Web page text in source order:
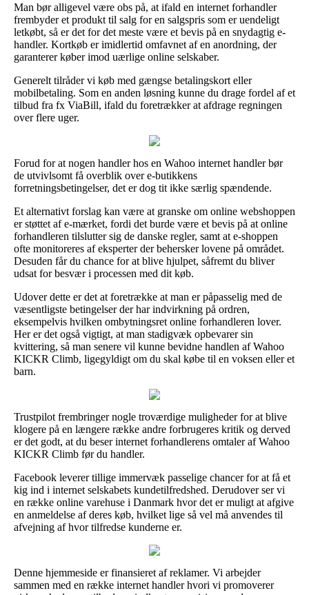
Man bør alligevel være obs på, at ifald en internet forhandler
frembyder et produkt til salg for en salgspris som er uendeligt
letkøbt, så er det for det meste være et bevis på en snydagtig e-
handler. Kortkøb er imidlertid omfavnet af en anordning, der
garanterer køber imod uærlige online selskaber.
Generelt tilråder vi køb med gængse betalingskort eller
mobilbetaling. Som en anden løsning kunne du drage fordel af et
tilbud fra fx ViaBill, ifald du foretrækker at afdrage regningen
over flere uger.
Forud for at nogen handler hos en Wahoo internet handler bør
de utvivlsomt få overblik over e-butikkens
forretningsbetingelser, det er dog tit ikke særlig spændende.
Et alternativt forslag kan være at granske om online webshoppen
er støttet af e-mærket, fordi det burde være et bevis på at online
forhandleren tilslutter sig de danske regler, samt at e-shoppen
ofte monitoreres af eksperter der behersker lovene på området.
Desuden får du chance for at blive hjulpet, såfremt du bliver
udsat for besvær i processen med dit køb.
Udover dette er det at foretrække at man er påpasselig med de
væsentligste betingelser der har indvirkning på ordren,
eksempelvis hvilken ombytningsret online forhandleren lover.
Her er det også vigtigt, at man stadigvæk opbevarer sin
kvittering, så man senere vil kunne bevidne handlen af Wahoo
KICKR Climb, ligegyldigt om du skal købe til en voksen eller et
barn.
Trustpilot frembringer nogle troværdige muligheder for at blive
klogere på en længere række andre forbrugeres kritik og derved
er det godt, at du beser internet forhandlerens omtaler af Wahoo
KICKR Climb før du handler.
Facebook leverer tillige immervæk passelige chancer for at få et
kig ind i internet selskabets kundetilfredshed. Derudover ser vi
en række online varehuse i Danmark hvor det er muligt at afgive
en anmeldelse af deres køb, hvilket lige så vel må anvendes til
afvejning af hvor tilfredse kunderne er.
Denne hjemmeside er finansieret af reklamer. Vi arbejder
sammen med en række internet handler hvori vi promoverer